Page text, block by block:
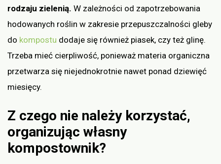
rodzaju zielenią. W zależności od zapotrzebowania
hodowanych roślin w zakresie przepuszczalności gleby
do kompostu dodaje się również piasek, czy też glinę.
Trzeba mieć cierpliwość, ponieważ materia organiczna
przetwarza się niejednokrotnie nawet ponad dziewięć
miesięcy.
Z czego nie należy korzystać,
organizując własny
kompostownik?